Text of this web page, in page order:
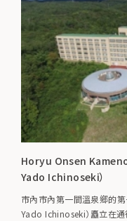
Horyu Onsen
Yado Ichinoseki）
市內市內第一間溫泉鄉的
Yado Ichinoseki）矗立在